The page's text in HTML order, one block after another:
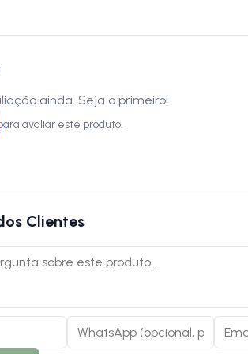
ainda. Seja o primeiro!
avaliar este produto.
Clientes